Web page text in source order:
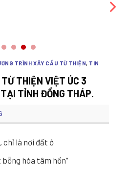
TRÌNH XÂY CẦU TỪ THIỆN, TIN
THIỆN VIỆT ÚC 3
TỈNH ĐỒNG THÁP.
chỉ là nơi đất ở
hóa tâm hồn”